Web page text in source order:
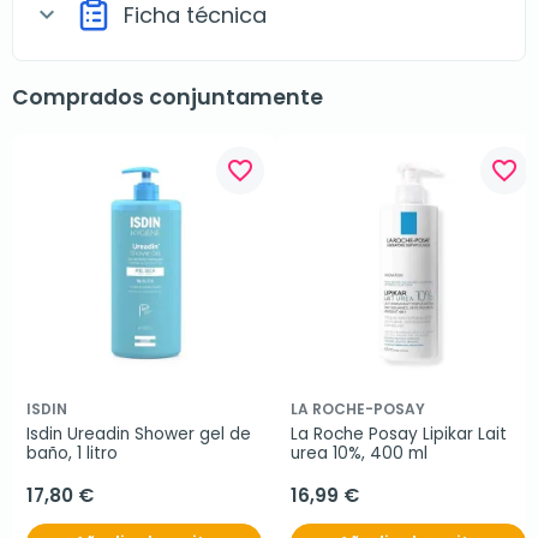
expand_more Ficha técnica
Comprados conjuntamente
favorite_border
ISDIN
Isdin Ureadin Shower gel de
baño, 1 litro
17,80 €
favorite_border
LA ROCHE-POSAY
La Roche Posay Lipikar Lait
urea 10%, 400 ml
16,99 €